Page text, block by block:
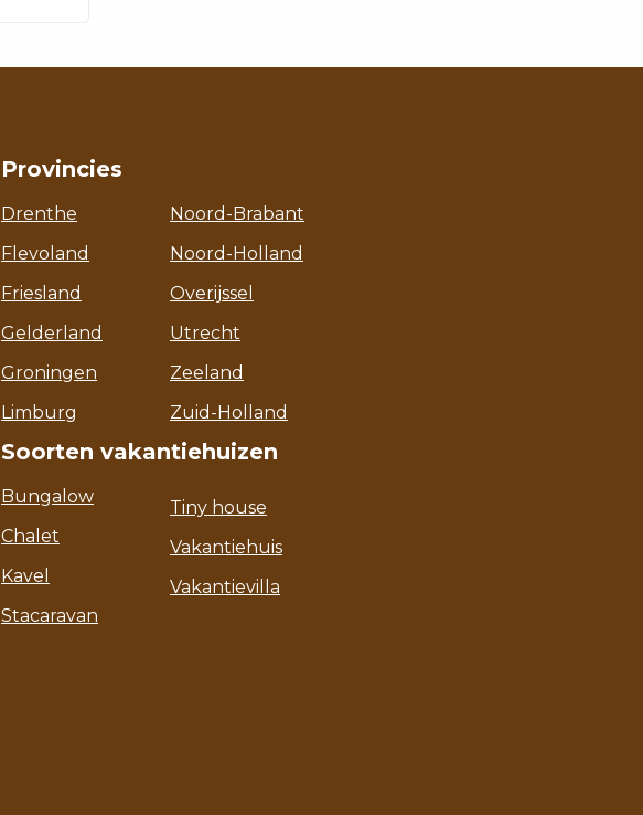
Provincies
Drenthe
Flevoland
Friesland
Gelderland
Groningen
Limburg
Noord-Brabant
Noord-Holland
Overijssel
Utrecht
Zeeland
Zuid-Holland
Soorten vakantiehuizen
Bungalow
Chalet
Kavel
Stacaravan
Tiny house
Vakantiehuis
Vakantievilla